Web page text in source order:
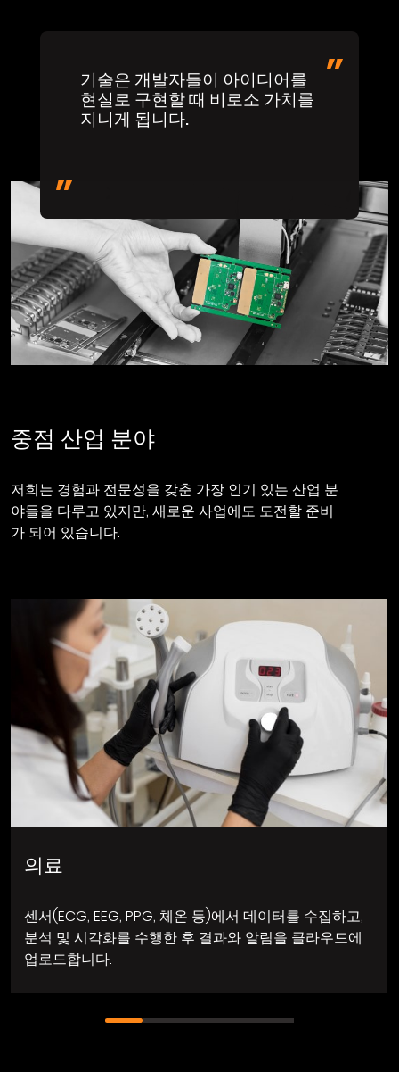
기술은 개발자들이 아이디어를
현실로 구현할 때 비로소 가치를
지니게 됩니다.
중점 산업 분야
저희는 경험과 전문성을 갖춘 가장 인기 있는 산업 분
야들을 다루고 있지만, 새로운 사업에도 도전할 준비
가 되어 있습니다.
의료
센서(ECG, EEG, PPG, 체온 등)에서 데이터를 수집하고,
분석 및 시각화를 수행한 후 결과와 알림을 클라우드에
업로드합니다.